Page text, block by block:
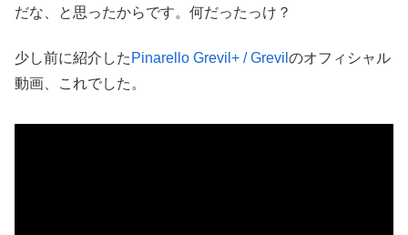
だな、と思ったからです。何だったっけ？
少し前に紹介した Pinarello Grevil+ / Grevil のオフィシャル
動画、これでした。